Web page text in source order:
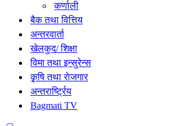
कर्णाली
बैक तथा वित्तिय
अन्तरवार्ता
खेलकुद/ शिक्षा
विमा तथा इन्सुरेन्स
कृृषि तथा राेजगार
अन्तरार्ष्ट्रिय
Bagmati TV